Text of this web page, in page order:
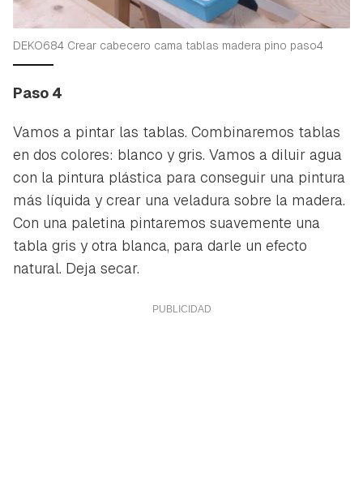
DEKO684 Crear cabecero cama tablas madera pino paso4
Paso 4
Vamos a pintar las tablas. Combinaremos tablas
en dos colores: blanco y gris. Vamos a diluir agua
con la pintura plástica para conseguir una pintura
más líquida y crear una veladura sobre la madera.
Con una paletina pintaremos suavemente una
tabla gris y otra blanca, para darle un efecto
natural. Deja secar.